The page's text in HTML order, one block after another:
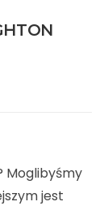
Moglibyśmy
jest